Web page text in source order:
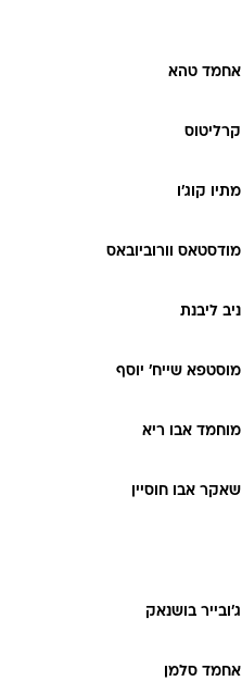
אחמד טהא
קרליטוס
מתיו קוג'ו
מודסטאס וורוביובאס
ניב ליבנת
מוסטפא שייח' יוסף
מוחמד אבו ריא
שאקר אבו חוסיין
ג'ובייר בושנאק
אחמד סלמן